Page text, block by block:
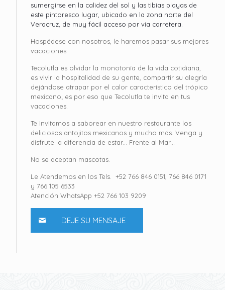
sumergirse en la calidez del sol y las tibias playas de
este pintoresco lugar, ubicado en la zona norte del
Veracruz, de muy fácil acceso por vía carretera.
Hospédese con nosotros, le haremos pasar sus mejores
vacaciones.
Tecolutla es olvidar la monotonía de la vida cotidiana,
es vivir la hospitalidad de su gente, compartir su alegría
dejándose atrapar por el calor característico del trópico
mexicano; es por eso que Tecolutla te invita en tus
vacaciones.
Te invitamos a saborear en nuestro restaurante los
deliciosos antojitos mexicanos y mucho más. Venga y
disfrute la diferencia de estar... Frente al Mar...
No se aceptan mascotas.
Le Atendemos en los Tels. +52 766 846 0151, 766 846 0171
y 766 105 6533
Atención WhatsApp +52 766 103 9209
DEJE SU MENSAJE